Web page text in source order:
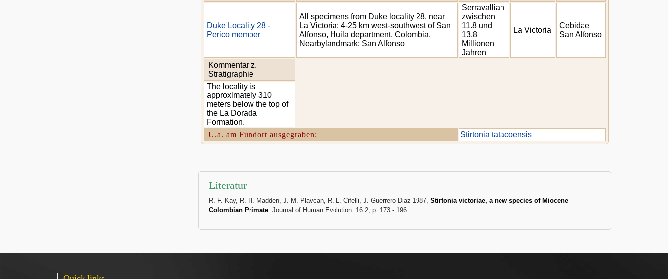
Duke Locality 28 -
Perico member
All specimens from Duke locality 28, near
La Victoria; 4-25 km west-southwest of San
Alfonso, Huila department, Colombia.
Nearbylandmark: San Alfonso
Serravallian
zwischen
11.8 und
13.8
Millionen
Jahren
La Victoria
Cebidae
San Alfonso
Kommentar z.
Stratigraphie
The locality is
approximately 310
meters below the top of
the La Dorada
Formation.
U.a. am Fundort ausgegraben:
Stirtonia tatacoensis
Literatur
R. F. Kay, R. H. Madden, J. M. Plavcan, R. L. Cifelli, J. Guerrero Diaz 1987, Stirtonia victoriae, a new species of Miocene
Colombian Primate. Journal of Human Evolution. 16:2, p. 173 - 196